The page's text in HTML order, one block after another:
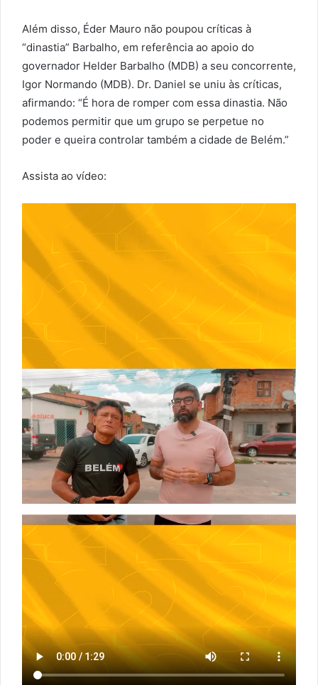
Além disso, Éder Mauro não poupou críticas à
“dinastia” Barbalho, em referência ao apoio do
governador Helder Barbalho (MDB) a seu concorrente,
Igor Normando (MDB). Dr. Daniel se uniu às críticas,
afirmando: “É hora de romper com essa dinastia. Não
podemos permitir que um grupo se perpetue no
poder e queira controlar também a cidade de Belém.”
Assista ao vídeo: